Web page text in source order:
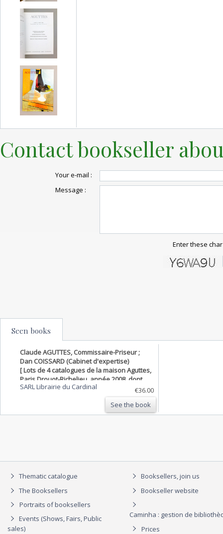
Contact bookseller
Your e-mail :
Message :
Enter these
Seen books
Claude AGUTTES, Commissaire-Priseur ;
Dan COISSARD (Cabinet d'expertise)
[ Lots de 4 catalogues de la maison Aguttes,
Paris Drouot-Richelieu, année 2008, dont
peintres orientalistes, impressionnistes et
école russe ] Les peintres de la réalité
poétique (provenant d'une collection
suisse), Pe…
SARL Librairie du Cardinal
€36.00
See the book
Thematic catalogue
The Booksellers
Portraits of booksellers
Events (Shows, Fairs, Public
sales)
Booksellers, join us
Bookseller website
Caminha : gestion de
Prices